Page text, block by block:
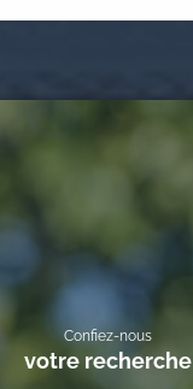
Confiez-nous
votre recherche